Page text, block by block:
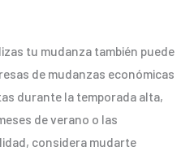
tu mudanza también puede
de mudanzas económicas
durante la temporada alta,
de verano o las
considera mudarte